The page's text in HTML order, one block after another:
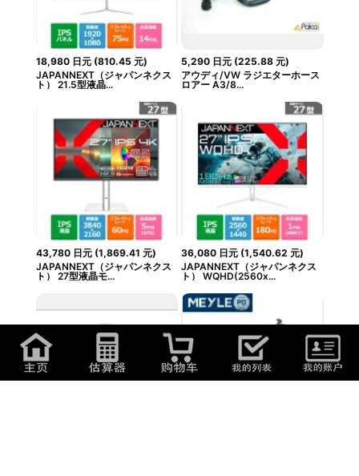
18,980 日元(810.45 元)
JAPANNEXT（ジャパンネクス
ト） 21.5型液晶...
5,290 日元 (225.88 元)
アウディ/VW ラジエターホース
ロアー A3/8...
43,780 日元(1,869.41 元)
JAPANNEXT（ジャパンネクス
ト） 27型液晶モ...
36,080 日元 (1,540.62 元)
JAPANNEXT（ジャパンネクス
ト） WQHD(2560x...